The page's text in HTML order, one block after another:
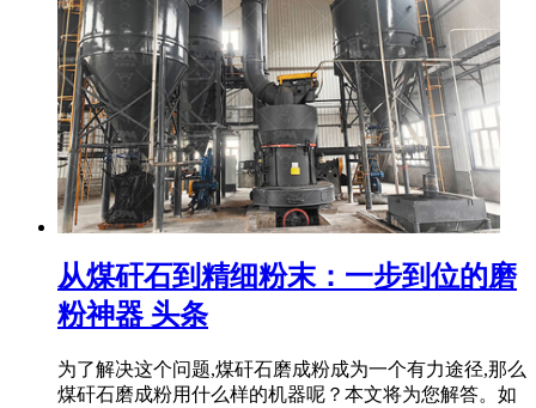
从煤矸石到精细粉末：一步到位的磨
粉神器 头条
为了解决这个问题,煤矸石磨成粉成为一个有力途径,那么
煤矸石磨成粉用什么样的机器呢？本文将为您解答。如